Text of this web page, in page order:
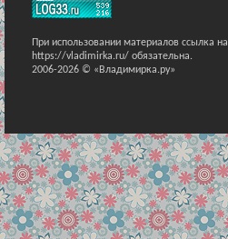
При использовании материалов ссылка на
https://vladimirka.ru/ обязательна.
2006-2026 © «Владимирка.ру»